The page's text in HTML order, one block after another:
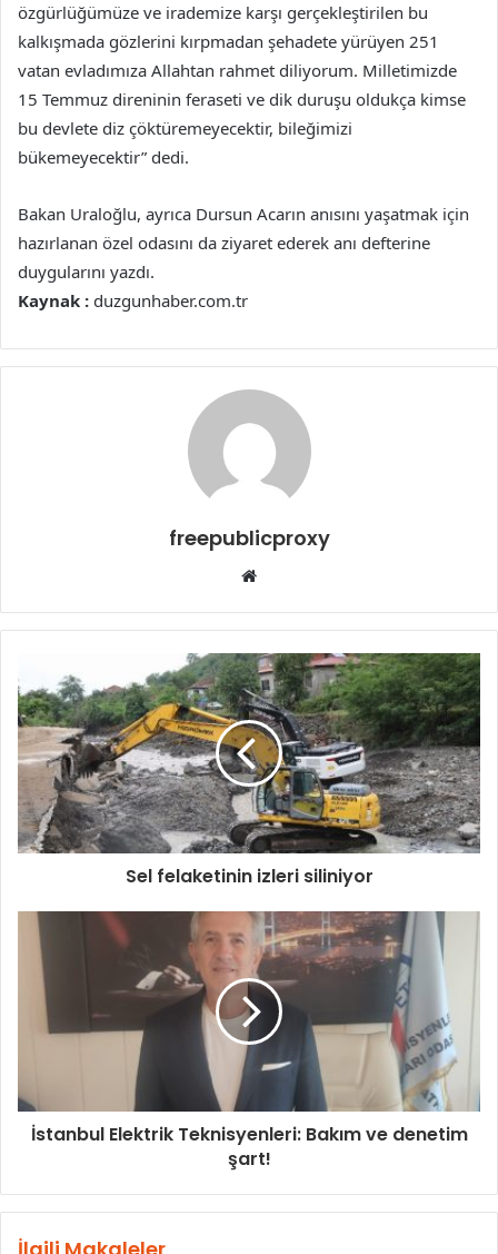
özgürlüğümüze ve irademize karşı gerçekleştirilen bu
kalkışmada gözlerini kırpmadan şehadete yürüyen 251
vatan evladımıza Allahtan rahmet diliyorum. Milletimizde
15 Temmuz direninin feraseti ve dik duruşu oldukça kimse
bu devlete diz çöktüremeyecektir, bileğimizi
bükemeyecektir” dedi.
Bakan Uraloğlu, ayrıca Dursun Acarın anısını yaşatmak için
hazırlanan özel odasını da ziyaret ederek anı defterine
duygularını yazdı.
Kaynak : duzgunhaber.com.tr
freepublicproxy
Web
Sel felaketinin izleri siliniyor
İstanbul Elektrik Teknisyenleri: Bakım ve denetim
şart!